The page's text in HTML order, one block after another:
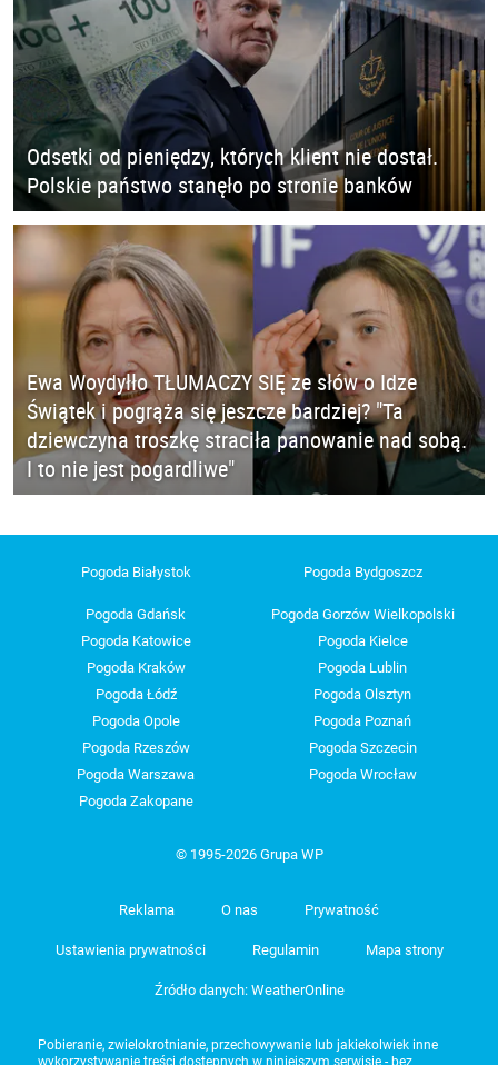
Odsetki od pieniędzy, których klient nie dostał.
Polskie państwo stanęło po stronie banków
Ewa Woydyłło TŁUMACZY SIĘ ze słów o Idze
Świątek i pogrąża się jeszcze bardziej? "Ta
dziewczyna troszkę straciła panowanie nad sobą.
I to nie jest pogardliwe"
Pogoda Białystok Pogoda Bydgoszcz
Pogoda Gdańsk
Pogoda Gorzów Wielkopolski
Pogoda Katowice
Pogoda Kielce
Pogoda Kraków
Pogoda Lublin
Pogoda Łódź
Pogoda Olsztyn
Pogoda Opole
Pogoda Poznań
Pogoda Rzeszów
Pogoda Szczecin
Pogoda Warszawa
Pogoda Wrocław
Pogoda Zakopane
© 1995-2026 Grupa WP
Reklama O nas Prywatność
Ustawienia prywatności Regulamin Mapa strony
Źródło danych: WeatherOnline
Pobieranie, zwielokrotnianie, przechowywanie lub jakiekolwiek inne
wykorzystywanie treści dostępnych w niniejszym serwisie - bez